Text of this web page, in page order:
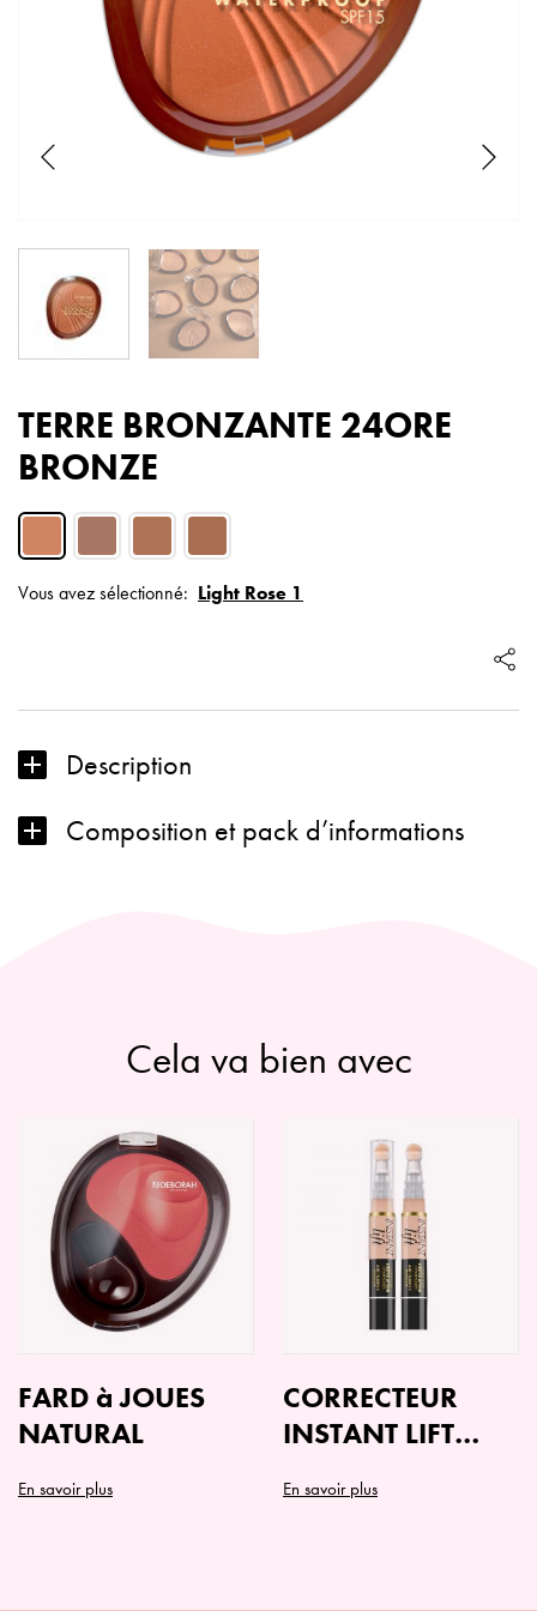
TERRE BRONZANTE 24ORE
BRONZE
Bronzing
powder:
Vous avez sélectionné: Light Rose 1
Description
Composition et pack d’informations
Cela va bien avec
FARD à JOUES
NATURAL
En savoir plus
CORRECTEUR
INSTANT LIFT
En savoir plus